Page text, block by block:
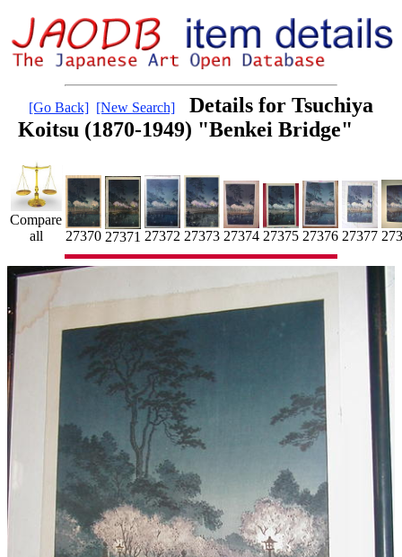
[Go Back] [New Search]
Details for Tsuchiya
Koitsu (1870-1949) "Benkei Bridge"
Compare
all
27370 27371 27372 27373 27374 27375 27376 27377